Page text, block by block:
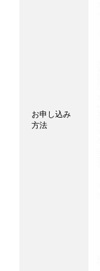
お申し込み
方法